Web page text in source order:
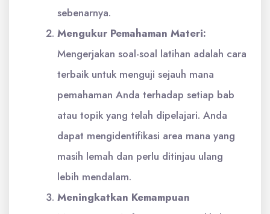
sebenarnya.
Mengukur Pemahaman Materi:
Mengerjakan soal-soal latihan adalah cara
terbaik untuk menguji sejauh mana
pemahaman Anda terhadap setiap bab
atau topik yang telah dipelajari. Anda
dapat mengidentifikasi area mana yang
masih lemah dan perlu ditinjau ulang
lebih mendalam.
Meningkatkan Kemampuan